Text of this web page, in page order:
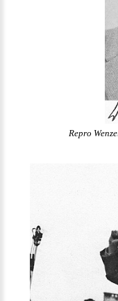
Repro